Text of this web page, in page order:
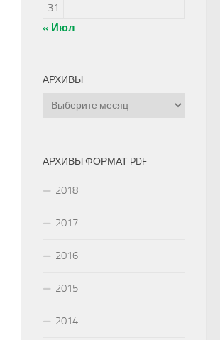
31
« Июл
АРХИВЫ
Архивы
АРХИВЫ ФОРМАТ PDF
2018
2017
2016
2015
2014